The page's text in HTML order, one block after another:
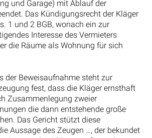
Das Kündigungsrecht der Kläger
1 und 2 BGB, wonach ein zur
Interesse des Vermieters
die Räume als Wohnung für sich
fest, dass die Kläger ernsthaft
Zusammenlegung zweier
die dann entstehende große
Das Gericht stützt diese
Aussage des Zeugen …, der bekundet
er von den Klägern aufgesucht